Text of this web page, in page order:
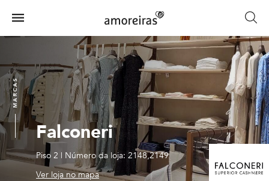
main
content
Home
Menu
Falconeri
Piso 2 | Número da loja: 2148,2149
Ver loja no mapa
MARCAS